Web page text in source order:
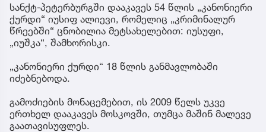
სანქტ-პეტერბურგში დააკავეს 54 წლის „კანონიერი
ქურდი“ იუსიფ ალიევი, რომელიც „კრიმინალურ
წრეებში“ ცნობილია მეტსახელებით: იუსუფი,
„იუშკა“, შამხორისკი.
„კანონიერი ქურდი“ 18 წლის განმავლობაში
იძებნებოდა.
გამოძიების მონაცემებით, ის 2009 წელს უკვე
ერთხელ დააკავეს მოსკოვში, თუმცა მაშინ მალევე
გაათავისუფლეს.